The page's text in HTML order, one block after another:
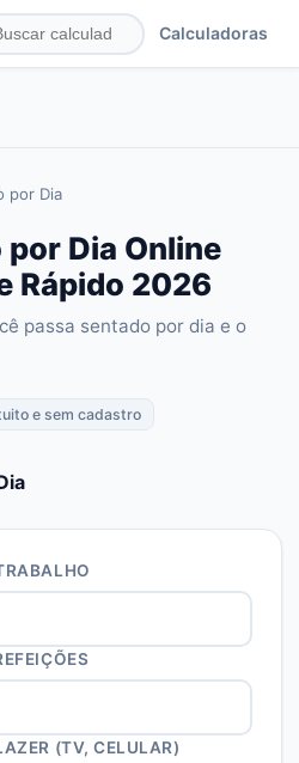
Calculadoras
por Dia
Dia Online
Rápido 2026
passa sentado por dia e o
e sem cadastro
(TV, CELULAR)